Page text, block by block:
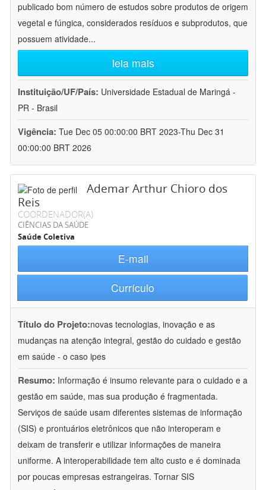
publicado bom número de estudos sobre produtos de origem
vegetal e fúngica, considerados resíduos e subprodutos, que
possuem atividade...
leia mais
Instituição/UF/País: Universidade Estadual de Maringá -
PR - Brasil
Vigência: Tue Dec 05 00:00:00 BRT 2023-Thu Dec 31
00:00:00 BRT 2026
Ademar Arthur Chioro dos
Reis
COORDENADOR(A)
CIÊNCIAS DA SAÚDE
Saúde Coletiva
E-mail
Currículo
Título do Projeto:novas tecnologias, inovação e as
mudanças na atenção integral, gestão do cuidado e gestão
em saúde - o caso ipes
Resumo: Informação é insumo relevante para o cuidado e a
gestão em saúde, mas sua produção é fragmentada.
Serviços de saúde usam diferentes sistemas de informação
(SIS) e prontuários eletrônicos que não interoperam e
deixam de transferir e utilizar informações de maneira
uniforme. A interoperabilidade tem alto custo e é dominada
por poucas empresas estrangeiras. Tornar SIS